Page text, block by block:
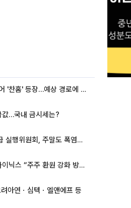
태풍 '돌핀' 이어 '찬홈' 등장…예상 경로에 한국 '한숨'
값…국내 금시세는?
오늘 KBO 긴급 실행위원회, 주말도 폭염취소 될까
삼성전자·SK하이닉스 “주주 환원 강화 방안 마련”
아연ㆍ심텍ㆍ엘앤에프 등